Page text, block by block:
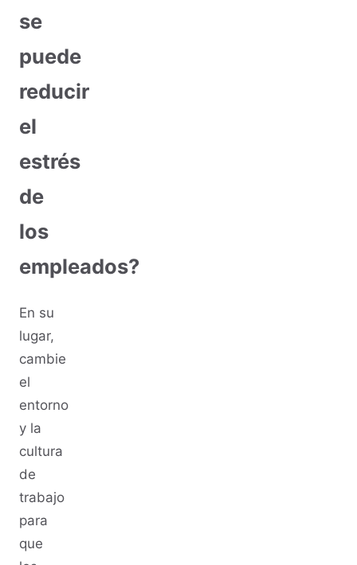
se
puede
reducir
el
estrés
de
los
empleados?
En su
lugar,
cambie
el
entorno
y la
cultura
de
trabajo
para
que